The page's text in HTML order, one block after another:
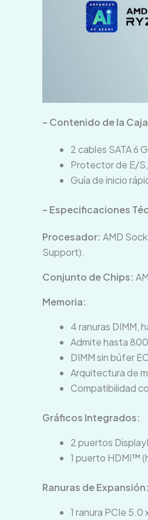
– Contenido de la
2 cables SATA 6
Protector de E/
Guía de inicio
– Especificaciones
Procesador: AMD
Support).
Conjunto de Chips:
Memoria:
4 ranuras DIMM,
Admite hasta
DIMM sin búfer
Arquitectura de
Compatibilidad
Gráficos Integrados:
2 puertos
1 puerto HDMI™
Ranuras de Expansión:
1 ranura PCIe